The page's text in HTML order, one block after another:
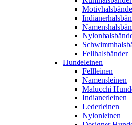
Fellhalsbänder
Hundeleinen
Fellleinen
Namensleinen
Malucchi
Indianerleinen
Lederleinen
Nylonleinen